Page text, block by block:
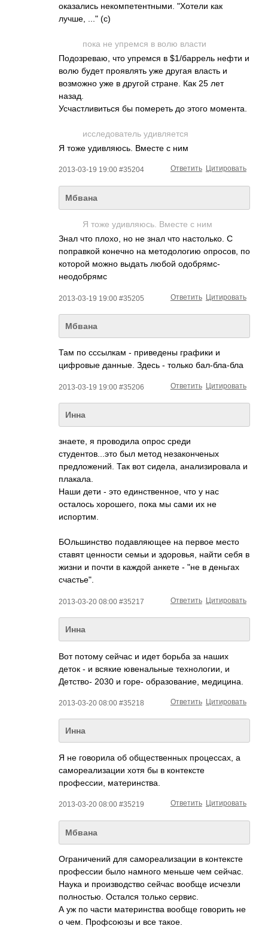
оказались некомпетентными. "Хотели как
лучше, ..." (с)
пока не упремся в волю власти
Подозреваю, что упремся в $1/баррель нефти и
волю будет проявлять уже другая власть и
возможно уже в другой стране. Как 25 лет
назад.
Усчастливиться бы помереть до этого момента.
исследователь удивляется
Я тоже удивляюсь. Вместе с ним
2013-03-19 19:00 #35204 Цитировать
Ответить
Мбвана
Я тоже удивляюсь. Вместе с ним
Знал что плохо, но не знал что настолько. С
поправкой конечно на методологию опросов, по
которой можно выдать любой одобрямс-
неодобр­ямс
2013-03-19 19:00 #35205 Цитировать
Ответить
Мбвана
Там по сссылкам - приведены графики и
цифровые данные. Здесь - только бал-бла-бла
2013-03-19 19:00 #35206 Цитировать
Ответить
Инна
знаете, я проводила опрос среди
студентов...это был метод незаконченых
предложений. Так вот сидела, анализировала и
плакала.
Наши дети - это единственное, что у нас
осталось хорошего, пока мы сами их не
испортим.
БОльшинство подавляющее на первое место
ставят ценности семьи и здоровья, найти себя в
жизни и почти в каждой анкете - "не в деньгах
счастье".
2013-03-20 08:00 #35217 Цитировать
Ответить
Инна
Вот потому сейчас и идет борьба за наших
деток - и всякие ювенальные технологии, и
Детство- 2030 и горе- образование, медицина.
2013-03-20 08:00 #35218 Цитировать
Ответить
Инна
Я не говорила об общественных процессах, а
самореализации хотя бы в контексте
профессии, материнства.
2013-03-20 08:00 #35219 Цитировать
Ответить
Мбвана
Ограничений для самореализации в контексте
профессии было намного меньше чем сейчас.
Наука и производство сейчас вообще исчезли
полностью. Остался только сервис.
А уж по части материнства вообще говорить не
о чем. Профсоюзы и все такое.